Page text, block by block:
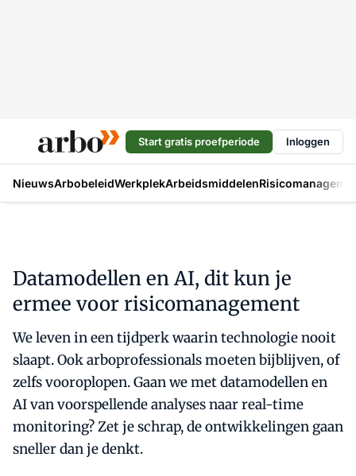
Start gratis proefperiode Inloggen
NieuwsArbobeleidWerkplekArbeidsmiddelen
Datamodellen en AI, dit kun je
ermee voor risicomanagement
We leven in een tijdperk waarin technologie nooit
slaapt. Ook arboprofessionals moeten bijblijven, of
zelfs vooroplopen. Gaan we met datamodellen en
AI van voorspellende analyses naar real-time
monitoring? Zet je schrap, de ontwikkelingen gaan
sneller dan je denkt.